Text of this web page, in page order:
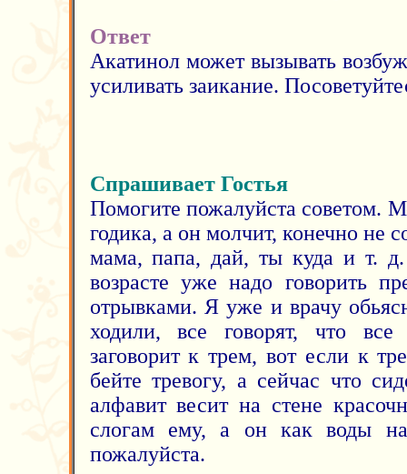
Ответ
Акатинол может вызывать
усиливать заикание.
Спрашивает Гостья
Помогите пожалуйста советом.
годика, а он молчит, конечно не
мама, папа, дай, ты куда и т.
возрасте уже надо говорить
отрывками. Я уже и врачу
ходили, все говорят, что
заговорит к трем, вот если к
бейте тревогу, а сейчас что
алфавит весит на стене
слогам ему, а он как воды
пожалуйста.